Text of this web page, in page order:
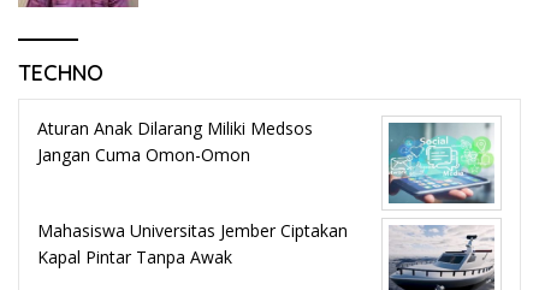
TECHNO
Aturan Anak Dilarang Miliki Medsos
Jangan Cuma Omon-Omon
Mahasiswa Universitas Jember Ciptakan
Kapal Pintar Tanpa Awak